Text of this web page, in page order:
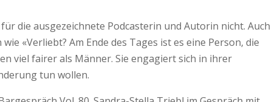
die ausgezeichnete Podcasterin und Autorin nicht. Auch
«Verliebt? Am Ende des Tages ist es eine Person, die
viel fairer als Männer. Sie engagiert sich in ihrer
tun wollen.